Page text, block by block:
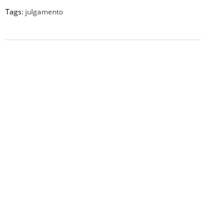
Tags: julgamento